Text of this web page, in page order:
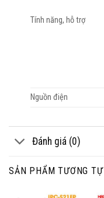
Tính năng, hỗ trợ
Nguồn điện
Đánh giá (0)
SẢN PHẨM TƯƠNG TỰ